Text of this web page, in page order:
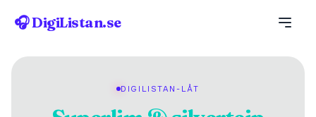
🎧 DigiListan.se
DIGILISTAN-LÅT